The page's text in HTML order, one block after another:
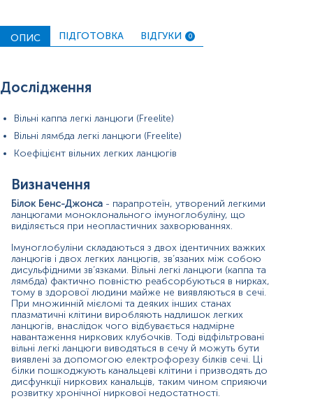
Білок Бенс-Джонса виводиться з сечею у близько 60-
70% випадків множинної мієломи. Рідше при
невизначеного значення (MGUS).
При множинній мієломі уражаються переважно особи
старше 50 років і приблизно у двох третинах випадків -
чоловіки. Основним симптомом є біль у кістках та
патологічні переломи. Втрата ваги, слабкість і
випадків. Крім цього зустрічається гіперкальціємія, часті
рецидивуючі інфекції, гепатоспленомегалія та ниркова
недостатність. Часто особи спочатку мають
неспецифічні симптоми, такі як втома та біль у спині, що
може затримати діагностичне тестування.
При діагностиці множинної мієломи важливо
аналізувати як кров, так і сечу, а також необхідне
типування білка Бенс-Джонса з метою оцінки його дії
на нирки, оскільки патогенна дія білка Бенс-Джонса
типу лямбда вища, ніж білка типу каппа.
Показання до призначення:
Діагностика та моніторинг перебігу множинної
мієломи;
Обстеження пацієнтів з негативним результатом
дослідження сечі при високій ймовірності
ОПИС ПІДГОТОВКА ВІДГУКИ 0
Дослідження
Вільні каппа легкі ланцюги (Freelite)
Вільні лямбда легкі ланцюги (Freelite)
Коефіцієнт вільних легких ланцюгів
Визначення
Білок Бенс-Джонса - парапротеїн, утворений легкими
ланцюгами моноклонального імуноглобуліну, що
виділяється при неопластичних захворюваннях.
Імуноглобуліни складаються з двох ідентичних важких
ланцюгів і двох легких ланцюгів, зв’язаних між собою
дисульфідними зв’язками. Вільні легкі ланцюги (каппа та
лямбда) фактично повністю реабсорбуються в нирках,
тому в здорової людини майже не виявляються в сечі.
При множинній мієломі та деяких інших станах
плазматичні клітини виробляють надлишок легких
ланцюгів, внаслідок чого відбувається надмірне
навантаження ниркових клубочків. Тоді відфільтровані
вільні легкі ланцюги виводяться в сечу й можуть бути
виявлені за допомогою електрофорезу білків сечі. Ці
білки пошкоджують канальцеві клітини і призводять до
дисфункції ниркових канальців, таким чином сприяючи
розвитку хронічної ниркової недостатності.